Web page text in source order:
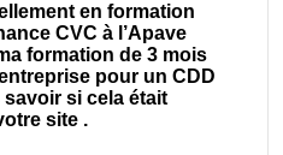
en formation
CVC à l’Apave
formation de 3 mois
pour un CDD
si cela était
site .